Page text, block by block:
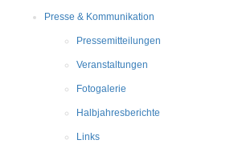
Presse & Kommunikation
Pressemitteilungen
Veranstaltungen
Fotogalerie
Halbjahresberichte
Links